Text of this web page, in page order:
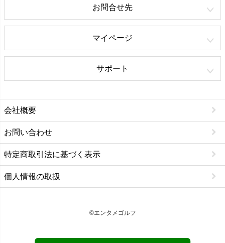
お問合せ先
マイページ
サポート
会社概要
お問い合わせ
特定商取引法に基づく表示
個人情報の取扱
©エンタメゴルフ